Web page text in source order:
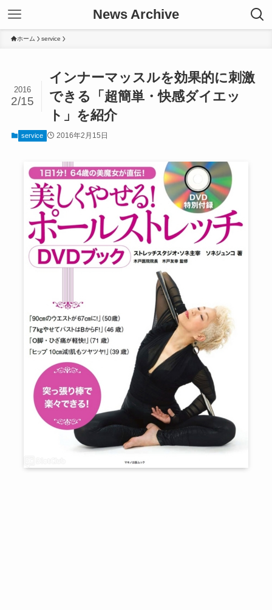
News Archive
ホーム service
インナーマッスルを効果的に刺激
できる「超簡単・快感ダイエッ
ト」を紹介
2016
2/15
service 2016年2月15日